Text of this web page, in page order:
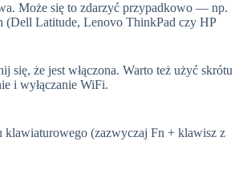
Może się to zdarzyć przypadkowo — np.
(Dell Latitude, Lenovo ThinkPad czy HP
się, że jest włączona. Warto też użyć skrótu
i wyłączanie WiFi.
klawiaturowego (zazwyczaj Fn + klawisz z